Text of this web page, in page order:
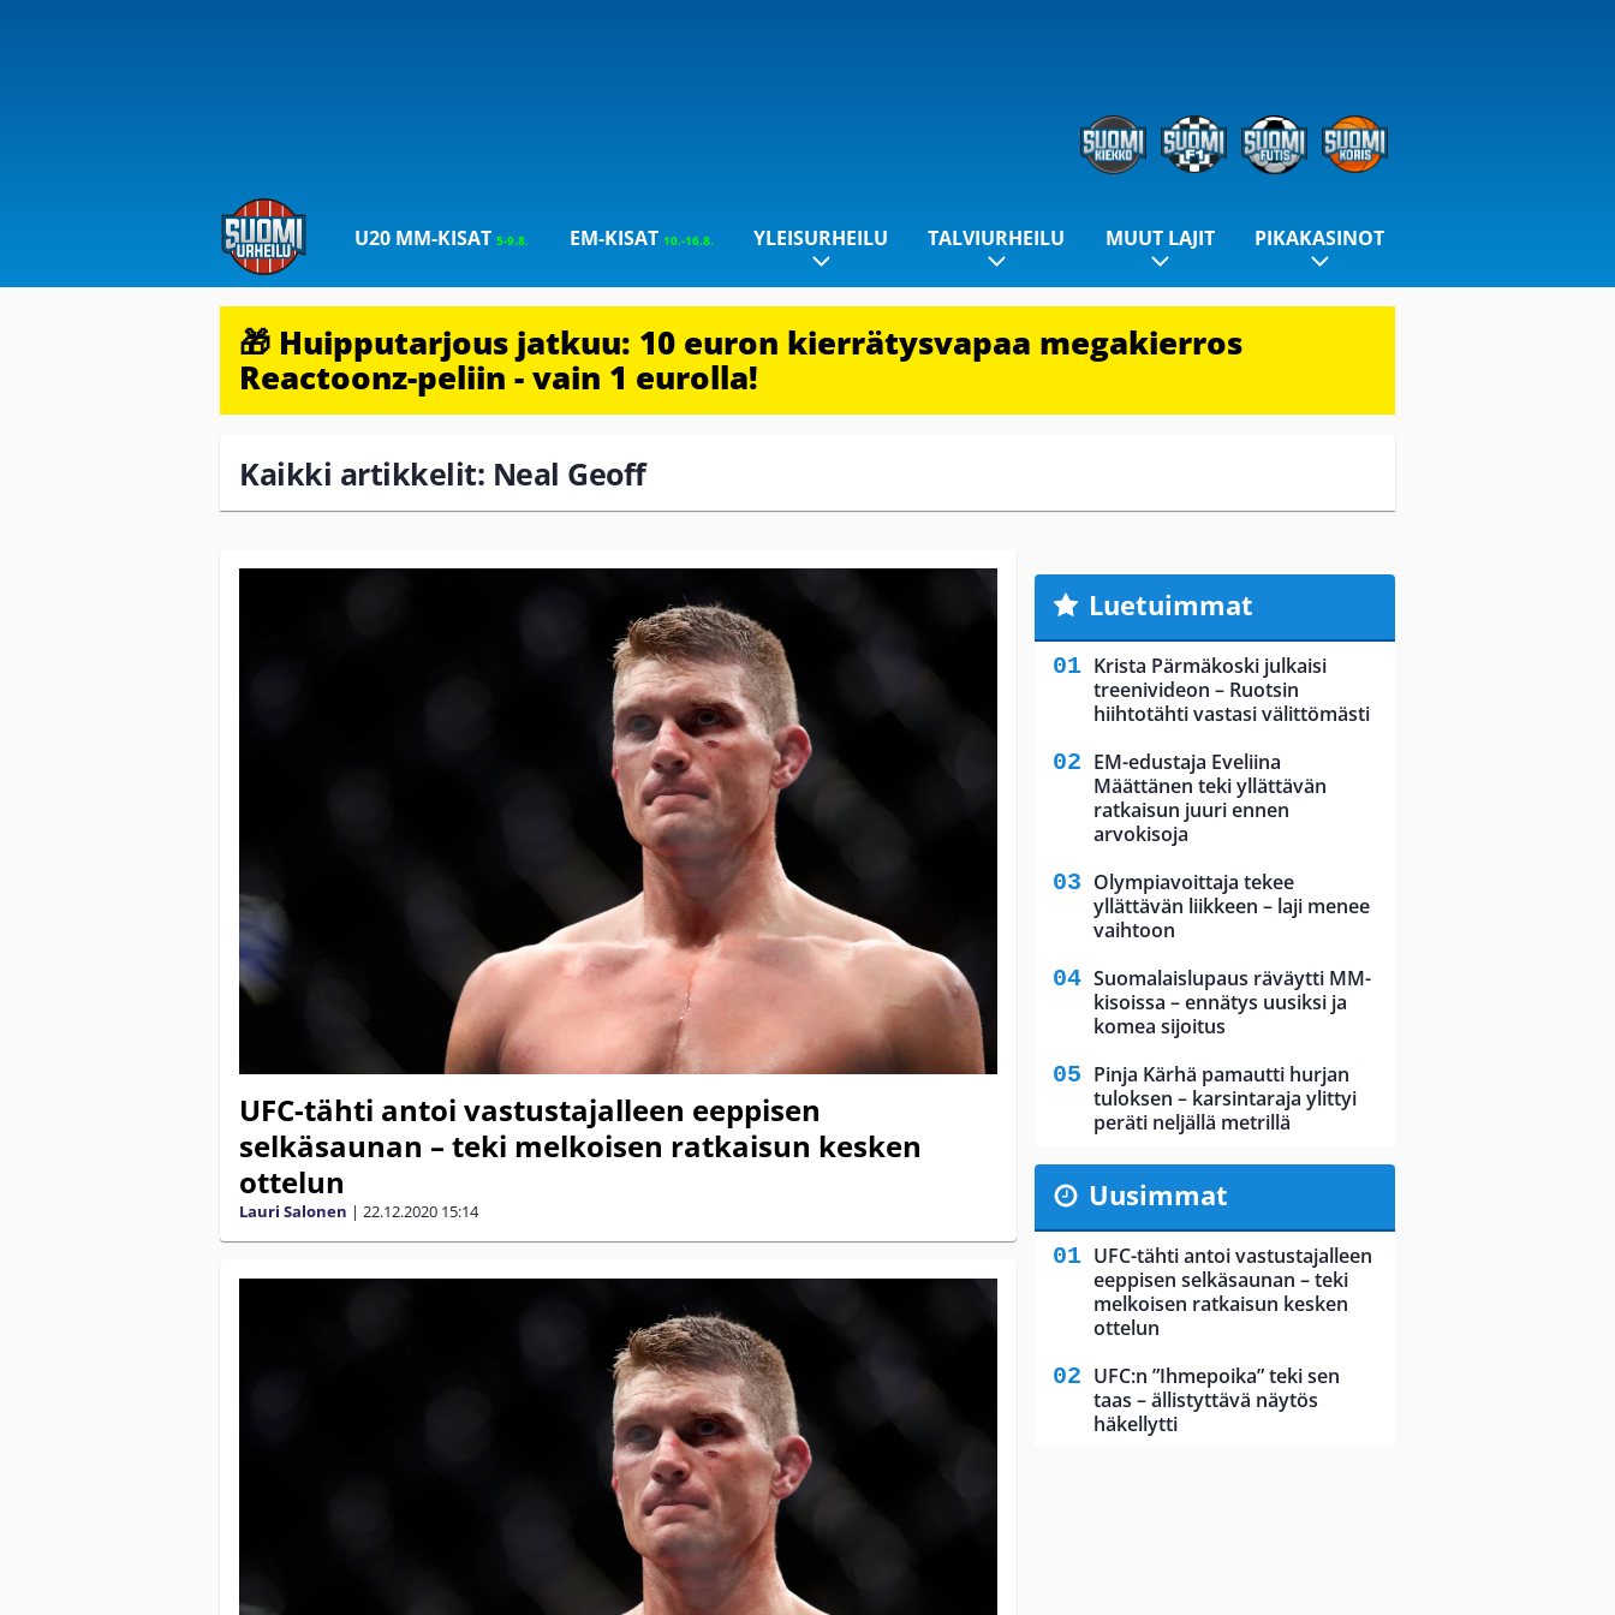
U20 MM-KISAT5-9.8. EM-KISAT 10.-16.8. YLEISURHEILU TALVIURHEILU MUUT LAJIT PIKAKASINOT
🎁 Huipputarjous jatkuu: 10 euron kierrätysvapaa megakierros
Reactoonz-peliin - vain 1 eurolla!
Kaikki artikkelit: Neal Geoff
UFC-tähti antoi vastustajalleen eeppisen
selkäsaunan – teki melkoisen ratkaisun kesken
ottelun
Lauri Salonen | 22.12.2020 15:14
Luetuimmat
Krista Pärmäkoski julkaisi
treenivideon – Ruotsin
hiihtotähti vastasi välittömästi
EM-edustaja Eveliina
Määttänen teki yllättävän
ratkaisun juuri ennen
arvokisoja
Olympiavoittaja tekee
yllättävän liikkeen – laji menee
vaihtoon
Suomalaislupaus räväytti MM-
kisoissa – ennätys uusiksi ja
komea sijoitus
Pinja Kärhä pamautti hurjan
tuloksen – karsintaraja ylittyi
peräti neljällä metrillä
Uusimmat
UFC-tähti antoi vastustajalleen
eeppisen selkäsaunan – teki
melkoisen ratkaisun kesken
ottelun
UFC:n ”Ihmepoika” teki sen
taas – ällistyttävä näytös
häkellytti